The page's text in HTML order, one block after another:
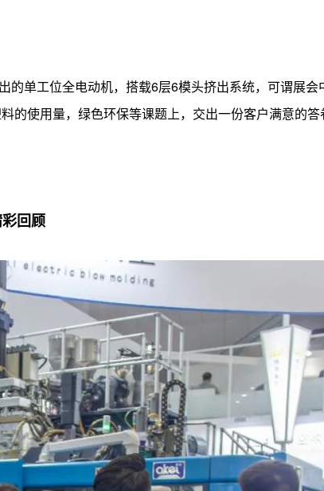
单工位全电动机，搭载6层6模头挤出系统，可谓展会
使用量，绿色环保等课题上，交出一份客户满意的答
回顾